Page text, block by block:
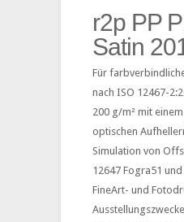
r2p PP
Satin
Für
nach ISO 12467-
200 g/m² mit
optischen
Simulation von
12647 Fogra51
FineArt- und